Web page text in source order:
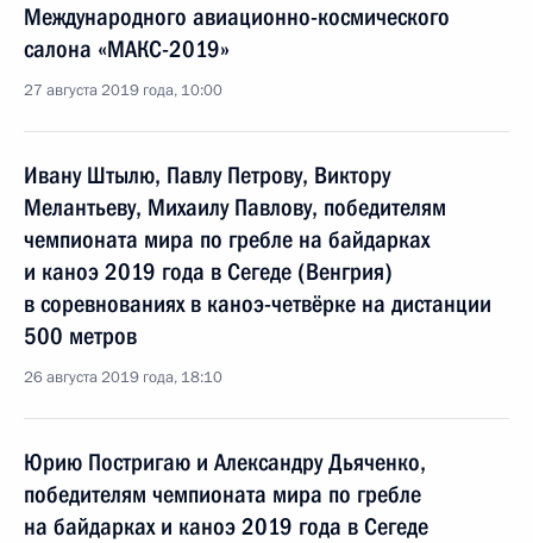
Международного авиационно-космического
салона «МАКС-2019»
27 августа 2019 года, 10:00
Ивану Штылю, Павлу Петрову, Виктору
Мелантьеву, Михаилу Павлову, победителям
чемпионата мира по гребле на байдарках
и каноэ 2019 года в Сегеде (Венгрия)
в соревнованиях в каноэ-четвёрке на дистанции
500 метров
26 августа 2019 года, 18:10
Юрию Постригаю и Александру Дьяченко,
победителям чемпионата мира по гребле
на байдарках и каноэ 2019 года в Сегеде